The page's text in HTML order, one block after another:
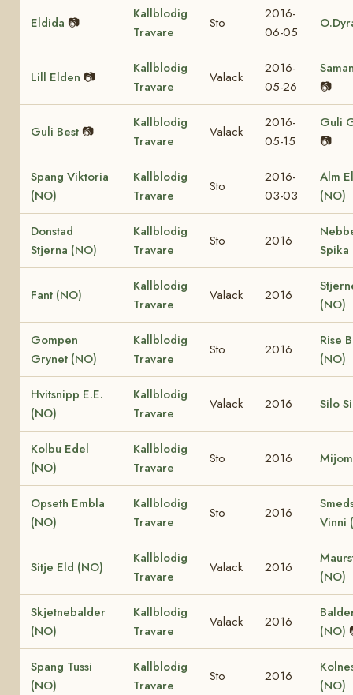
Eldida 📷
Kallblodig
Travare
Sto
2016-
06-05
Lill Elden 📷
Kallblodig
Travare
Valack
2016-
05-26
📷
Guli Best 📷
Kallblodig
Travare
Valack
2016-
05-15
Guli
📷
Spang Viktoria
(NO)
Kallblodig
Travare
Sto
2016-
03-03
Alm
(NO)
Donstad
Stjerna (NO)
Kallblodig
Travare
Sto 2016
Spika
Fant (NO)
Kallblodig
Travare
Valack 2016
(NO)
Gompen
Grynet (NO)
Kallblodig
Travare
Sto 2016
Rise
(NO)
Hvitsnipp E.E.
(NO)
Kallblodig
Travare
Valack 2016 Silo
Kolbu Edel
(NO)
Kallblodig
Travare
Sto 2016
Opseth Embla
(NO)
Kallblodig
Travare
Sto 2016
Vinni
Sitje Eld (NO)
Kallblodig
Travare
Valack 2016
(NO)
Skjetnebalder
(NO)
Kallblodig
Travare
Valack 2016
(NO)
Spang Tussi
(NO)
Kallblodig
Travare
Sto 2016
(NO)